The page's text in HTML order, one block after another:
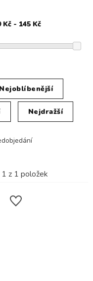
Nejoblíbenější
Nejdražší
1 z 1 položek